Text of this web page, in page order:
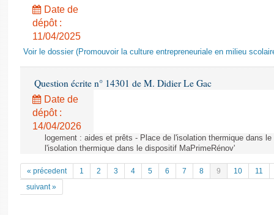
Date de
dépôt :
11/04/2025
Voir le dossier (Promouvoir la culture entrepreneuriale en milieu
Question écrite n° 14301 de M. Didier Le Gac
Date de
dépôt :
14/04/2026
logement : aides et prêts - Place de l'isolation thermique dans
l'isolation thermique dans le dispositif MaPrimeRénov'
« précedent 1 2 3 4 5 6 7 8 9 10
11
suivant »